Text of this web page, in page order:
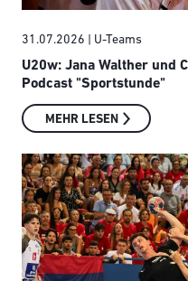
31.07.2026 | U-Teams
U20w: Jana Walther und
Podcast "Sportstunde"
MEHR LESEN